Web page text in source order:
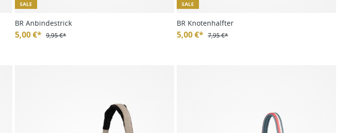
SALE
BR Anbindestrick
5,00 €* 9,95 €*
SALE
BR Knotenhalfter
5,00 €* 7,95 €*